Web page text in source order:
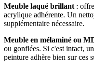
Meuble laqué brillant :
acrylique adhérente. Un
supplémentaire nécessaire.
Meuble en mélaminé ou
ou gonflées. Si c'est intact,
peinture adhère bien sur ces